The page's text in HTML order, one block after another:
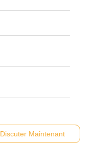
Discuter Maintenant